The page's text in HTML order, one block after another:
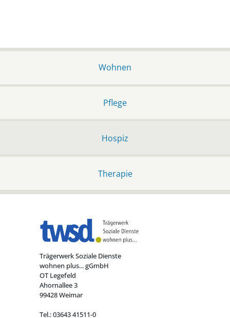
Wohnen
Pflege
Hospiz
Therapie
Trägerwerk Soziale Dienste
wohnen plus... gGmbH
OT Legefeld
Ahornallee 3
99428 Weimar
Tel.: 03643 41511-0